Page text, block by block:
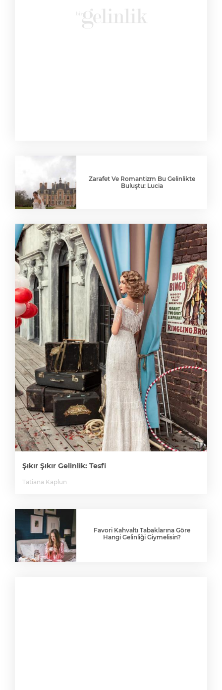
Zarafet Ve Romantizm Bu Gelinlikte
Buluştu: Lucia
Şıkır Şıkır Gelinlik: Tesfi
Tatiana Kaplun
Favori Kahvaltı Tabaklarına Göre
Hangi Gelinliği Giymelisin?